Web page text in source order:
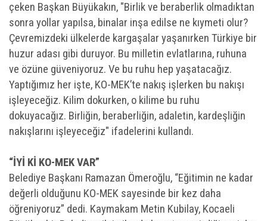
çeken Başkan Büyükakın, "Birlik ve beraberlik olmadıktan
sonra yollar yapılsa, binalar inşa edilse ne kıymeti olur?
Çevremizdeki ülkelerde kargaşalar yaşanırken Türkiye bir
huzur adası gibi duruyor. Bu milletin evlatlarına, ruhuna
ve özüne güveniyoruz. Ve bu ruhu hep yaşatacağız.
Yaptığımız her işte, KO-MEK’te nakış işlerken bu nakışı
işleyeceğiz. Kilim dokurken, o kilime bu ruhu
dokuyacağız. Birliğin, beraberliğin, adaletin, kardeşliğin
nakışlarını işleyeceğiz" ifadelerini kullandı.
“İYİ Kİ KO-MEK VAR”
Belediye Başkanı Ramazan Ömeroğlu, “Eğitimin ne kadar
değerli olduğunu KO-MEK sayesinde bir kez daha
öğreniyoruz” dedi. Kaymakam Metin Kubilay, Kocaeli